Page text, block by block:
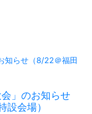
会」のお知らせ
設会場）